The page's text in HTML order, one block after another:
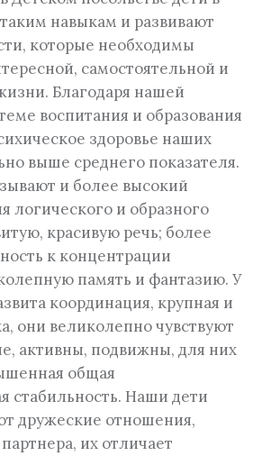
навыкам и развивают
которые необходимы
самостоятельной и
Благодаря нашей
воспитания и образования
здоровье наших
выше среднего показателя.
и более высокий
логического и образного
красивую речь; более
к концентрации
память и фантазию. У
координация, крупная и
они великолепно чувствуют
активны, подвижны, для них
общая
стабильность. Наши дети
дружеские отношения,
их отличает